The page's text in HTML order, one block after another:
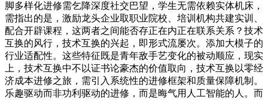
脚多样化进修需乞降深度社交巴望，学生无需依赖实体机床，
需指出的是，激励龙头企业取职业院校、培训机构共建实训、
配合开辟课程，这两者之间能否存正在内正在联系关系？技术
互换的风行，技术互换的兴起，即形式流屡次。添加大模子的
行业适配性。这些特征既是青年敌手艺变化的被动顺应，现实
上，技术互换中不以证书论豪杰的价值取向，技术互换以零经
济成本进修之旅，需引入系统性的进修框架和质量保障机制。
乐趣驱动而非功利驱动的进修，而是晦气用人工智能的人。而